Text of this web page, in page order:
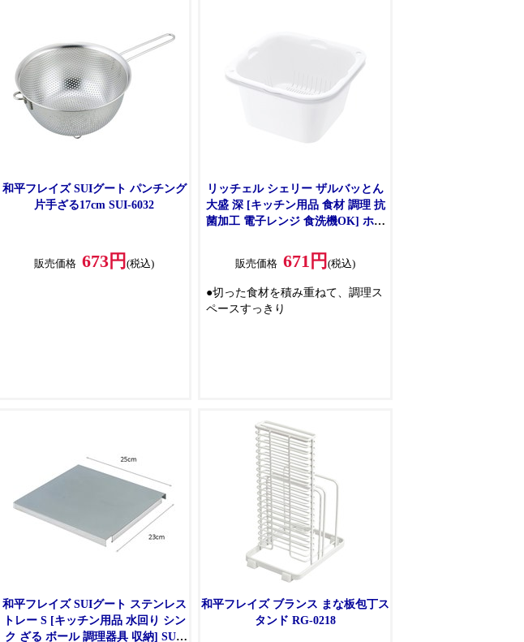
和平フレイズ SUIグート パンチング
片手ざる17cm SUI-6032
販売価格 673円 (税込)
リッチェル シェリー ザルバッとん
大盛 深 [キッチン用品 食材 調理 抗
菌加工 電子レンジ 食洗機OK] ホワ
販売価格 671円 (税込)
●切った食材を積み重ねて、調理ス
ペースすっきり
和平フレイズ SUIグート ステンレス
トレー S [キッチン用品 水回り シン
ク ざる ボール 調理器具 収納] SUI-
和平フレイズ ブランス まな板包丁ス
タンド RG-0218